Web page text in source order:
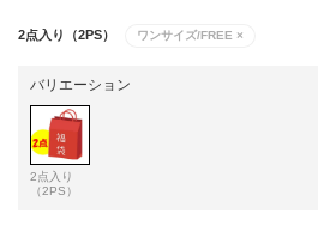
2点入り（2PS） ワンサイズ/FREE ×
バリエーション
2点入り
（2PS）